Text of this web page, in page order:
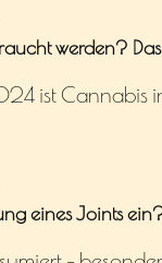
werden? Das
ist Cannabis
eines Joints